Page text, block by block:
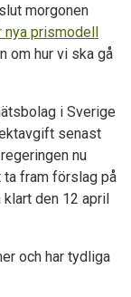
morgonen
nya prismodell
om hur vi ska gå
i Sverige
senast
nu
ta fram förslag på
klart den 12 april
och har tydliga